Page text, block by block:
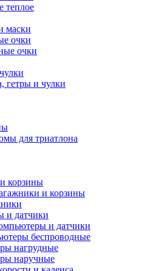
теплое
маски
очки
очки
гетры и чулки
для триатлона
корзины
и корзины
и датчики
и датчики
беспроводные
нагрудные
наручные